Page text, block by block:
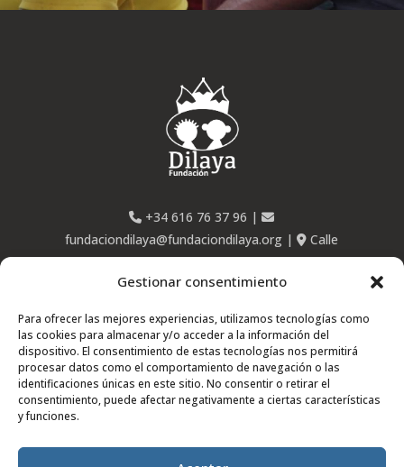
Gestionar consentimiento
Para ofrecer las mejores experiencias, utilizamos tecnologías como
las cookies para almacenar y/o acceder a la información del
dispositivo. El consentimiento de estas tecnologías nos permitirá
procesar datos como el comportamiento de navegación o las
identificaciones únicas en este sitio. No consentir o retirar el
consentimiento, puede afectar negativamente a ciertas características
y funciones.
+34 616 76 37 96 |
fundaciondilaya@fundaciondilaya.org |
Calle
Ponzano, 63 – 28003 Madrid